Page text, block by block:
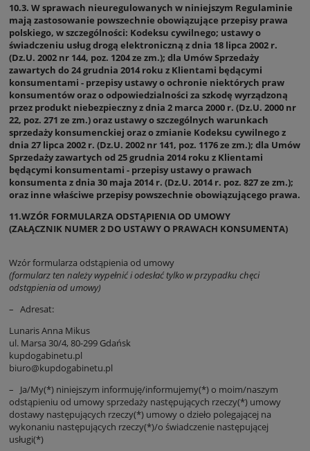
10.3. W sprawach nieuregulowanych w niniejszym Regulaminie
mają zastosowanie powszechnie obowiązujące przepisy prawa
polskiego, w szczególności: Kodeksu cywilnego; ustawy o
świadczeniu usług drogą elektroniczną z dnia 18 lipca 2002 r.
(Dz.U. 2002 nr 144, poz. 1204 ze zm.); dla Umów Sprzedaży
zawartych do 24 grudnia 2014 roku z Klientami będącymi
konsumentami - przepisy ustawy o ochronie niektórych praw
konsumentów oraz o odpowiedzialności za szkodę wyrządzoną
przez produkt niebezpieczny z dnia 2 marca 2000 r. (Dz.U. 2000 nr
22, poz. 271 ze zm.) oraz ustawy o szczególnych warunkach
sprzedaży konsumenckiej oraz o zmianie Kodeksu cywilnego z
dnia 27 lipca 2002 r. (Dz.U. 2002 nr 141, poz. 1176 ze zm.); dla Umów
Sprzedaży zawartych od 25 grudnia 2014 roku z Klientami
będącymi konsumentami - przepisy ustawy o prawach
konsumenta z dnia 30 maja 2014 r. (Dz.U. 2014 r. poz. 827 ze zm.);
oraz inne właściwe przepisy powszechnie obowiązującego prawa.
11.WZÓR FORMULARZA ODSTĄPIENIA OD UMOWY
(ZAŁĄCZNIK NUMER 2 DO USTAWY O PRAWACH KONSUMENTA)
Wzór formularza odstąpienia od umowy
(formularz ten należy wypełnić i odesłać tylko w przypadku chęci
odstąpienia od umowy)
– Adresat:
Lunaris Anna Mikus
ul. Marsa 30/4, 80-299 Gdańsk
kupdogabinetu.pl
biuro@kupdogabinetu.pl
– Ja/My(*) niniejszym informuję/informujemy(*) o moim/naszym
odstąpieniu od umowy sprzedaży następujących rzeczy(*) umowy
dostawy następujących rzeczy(*) umowy o dzieło polegającej na
wykonaniu następujących rzeczy(*)/o świadczenie następującej
usługi(*)